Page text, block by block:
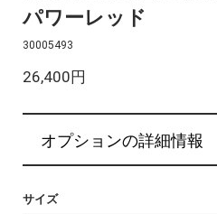
パワーレッド
30005493
26,400円
オプションの詳細情報
サイズ